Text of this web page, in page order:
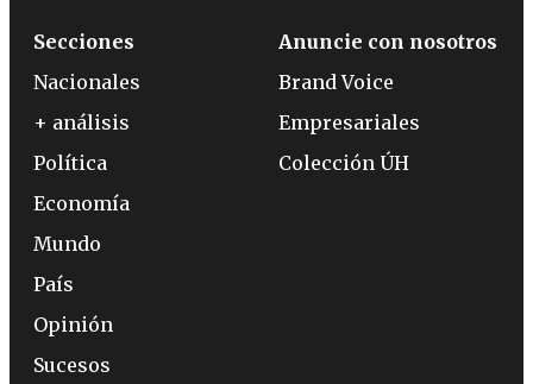
Secciones
Nacionales
+ análisis
Política
Economía
Mundo
País
Opinión
Sucesos
Anuncie con nosotros
Brand Voice
Empresariales
Colección ÚH